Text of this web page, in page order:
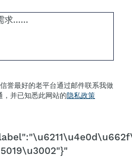
誉最好的老平台通过邮件联系我做
，并已知悉此网站的隐私政策